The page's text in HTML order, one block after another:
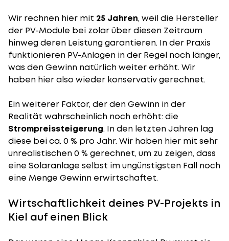
Wir rechnen hier mit 25 Jahren, weil die Hersteller
der PV-Module bei zolar über diesen Zeitraum
hinweg deren Leistung garantieren. In der Praxis
funktionieren PV-Anlagen in der Regel noch länger,
was den Gewinn natürlich weiter erhöht. Wir
haben hier also wieder konservativ gerechnet.
Ein weiterer Faktor, der den Gewinn in der
Realität wahrscheinlich noch erhöht: die
Strompreissteigerung. In den letzten Jahren lag
diese bei ca. 0 % pro Jahr. Wir haben hier mit sehr
unrealistischen 0 % gerechnet, um zu zeigen, dass
eine Solaranlage selbst im ungünstigsten Fall noch
eine Menge Gewinn erwirtschaftet.
Wirtschaftlichkeit deines PV-Projekts in
Kiel auf einen Blick